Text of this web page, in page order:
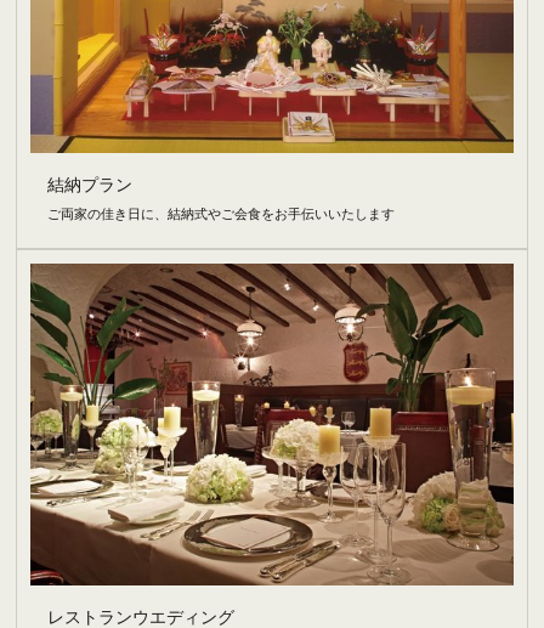
結納プラン
ご両家の佳き日に、結納式やご会食をお手伝いいたします
レストランウエディング